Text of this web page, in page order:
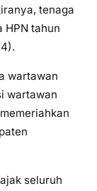
tenaga
HPN tahun
wartawan
wartawan
seluruh